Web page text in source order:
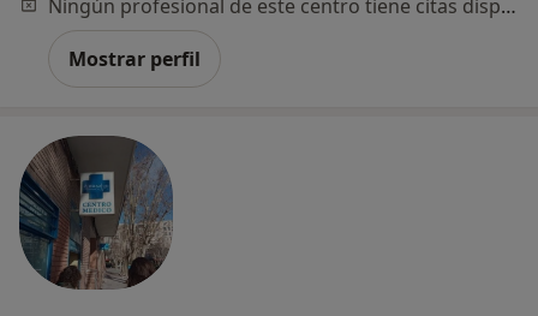
Ningún profesional de este centro tiene citas disponibles
Mostrar perfil